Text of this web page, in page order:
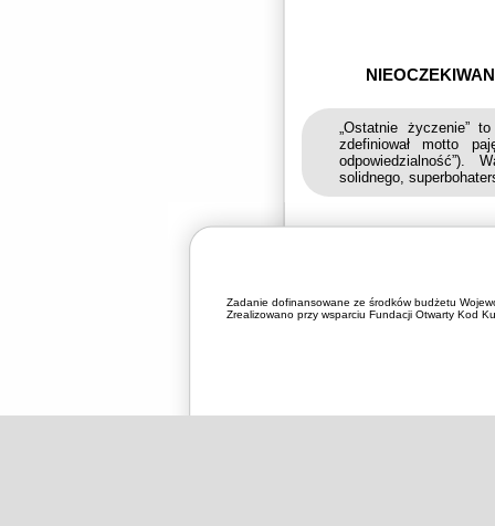
„Ostatnie życzenie”
zdefiniował motto
odpowiedzialność”).
solidnego,
Zadanie dofinansowane ze środków budżetu
Zrealizowano przy wsparciu Fundacji Otwarty Kod